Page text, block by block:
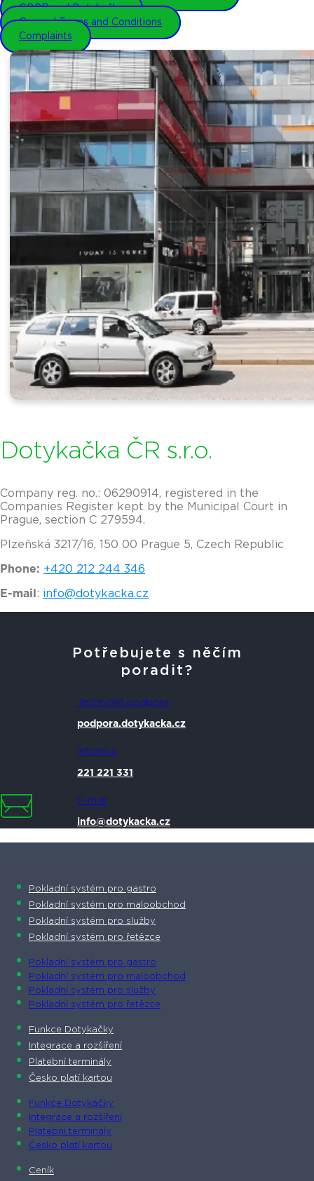
GDPR and Dotykačka
General Terms and Conditions
Complaints
Dotykačka ČR s.r.o.
Company reg. no.: 06290914, registered in the
Companies Register kept by the Municipal Court in
Prague, section C 279594.
Plzeňská 3217/16, 150 00 Prague 5, Czech Republic
Phone: +420 212 244 346
E-mail : info@dotykacka.cz
Potřebujete s něčím
poradit?
Technická podpora
podpora.dotykacka.cz
Infolinka
221 221 331
E-mail
info@dotykacka.cz
Pokladní systém pro gastro
Pokladní systém pro maloobchod
Pokladní systém pro služby
Pokladní systém pro řetězce
Pokladní systém pro gastro
Pokladní systém pro maloobchod
Pokladní systém pro služby
Pokladní systém pro řetězce
Funkce Dotykačky
Integrace a rozšíření
Platební terminály
Česko platí kartou
Funkce Dotykačky
Integrace a rozšíření
Platební terminály
Česko platí kartou
Ceník